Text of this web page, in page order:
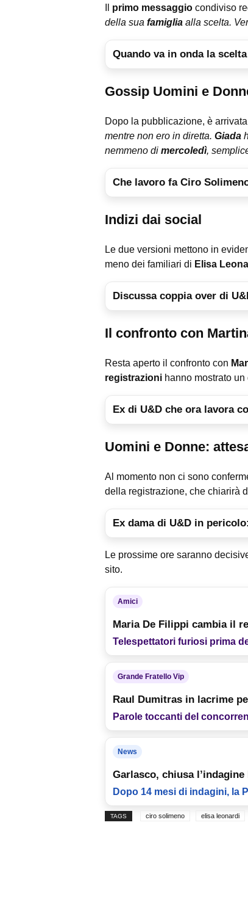
primo messaggio condiviso
della sua famiglia alla scelta.
Quando va in onda la
Gossip Uomini e
Dopo la pubblicazione, è
mentre non ero in diretta. Giada
nemmeno di mercoledì,
Che lavoro fa Ciro
Indizi dai social
Le due versioni mettono in
meno dei familiari di Elisa
Discussa coppia over di
Il confronto con
Resta aperto il confronto con
registrazioni hanno mostrato
Ex di U&D che ora lavora
Uomini e Donne:
Al momento non ci sono
della registrazione, che chiarirà
Ex dama di U&D in
Le prossime ore saranno
sito.
Amici
Maria De Filippi cambia il
Telespettatori furiosi prima
Grande Fratello Vip
Raul Dumitras in lacrime
Parole toccanti del
News
Garlasco, chiusa
Dopo 14 mesi di indagini, la
TAGS ciro solimeno elisa leonardi